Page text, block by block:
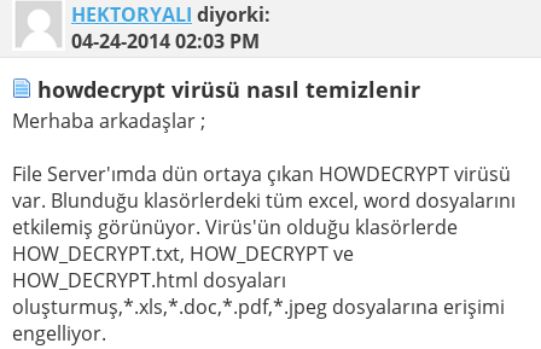
HEKTORYALI diyorki:
04-24-201402:03 PM
howdecrypt virüsü nasıl temizlenir
Merhaba arkadaşlar ;
File Server'ımda dün ortaya çıkan HOWDECRYPT virüsü
var. Blunduğu klasörlerdeki tüm excel, word dosyalarını
etkilemiş görünüyor. Virüs'ün olduğu klasörlerde
HOW_DECRYPT.txt, HOW_DECRYPT ve
HOW_DECRYPT.html dosyaları
oluşturmuş,*.xls,*.doc,*.pdf,*.jpeg dosyalarına erişimi
engelliyor.